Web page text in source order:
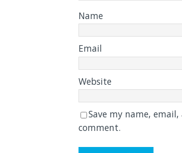
Name
Email
Website
Save my name,
comment.